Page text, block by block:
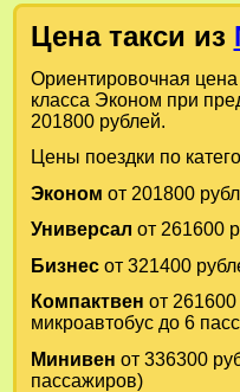
Цена такси из
Ориентировочная
класса Эконом при
201800 рублей.
Цены поездки по
Эконом от 201800
Универсал от 261600
Бизнесот 321400
Компактвен от
микроавтобус до 6
Минивен от 336300
пассажиров)